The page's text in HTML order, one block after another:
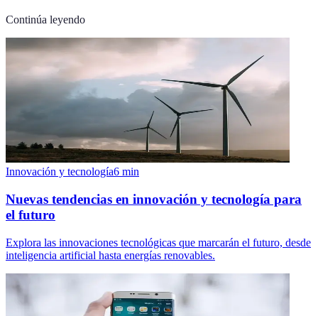
Continúa leyendo
Innovación y tecnología6 min
Nuevas tendencias en innovación y tecnología para
el futuro
Explora las innovaciones tecnológicas que marcarán el futuro, desde
inteligencia artificial hasta energías renovables.